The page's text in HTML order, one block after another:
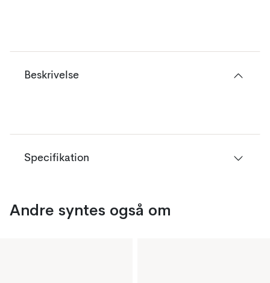
Beskrivelse
Specifikation
Andre syntes også om